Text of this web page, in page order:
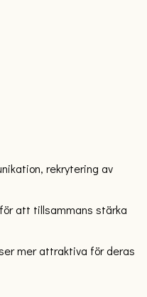
rekrytering av
att tillsammans stärka
mer attraktiva för deras